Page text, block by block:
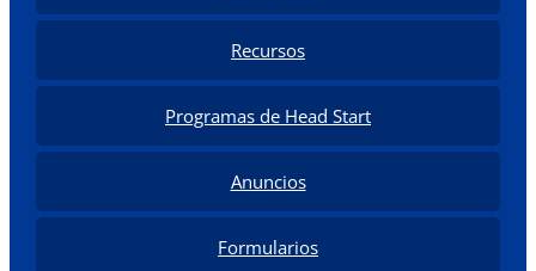
Recursos
Programas de Head Start
Anuncios
Formularios